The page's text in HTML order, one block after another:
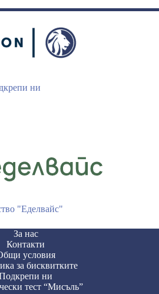
ни
"Еделвайс"
За нас
Контакти
условия
за бисквитките
ни
тест “Мисъль”